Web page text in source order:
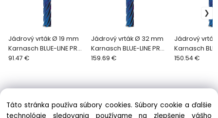
Jádrový vrták Ø 19 mm
Karnasch BLUE-LINE PRO
55
91.47 €
Jádrový vrták Ø 32 mm
Karnasch BLUE-LINE PRO
55
159.69 €
Jádrový
Karnasch
55
150.54 €
Táto stránka používa súbory cookies. Súbory cookie a ďalšie
technológie sledovania používame na zlepšenie vášho